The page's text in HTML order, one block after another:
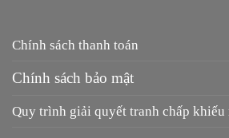
Chính sách thanh toán
Chính sách bảo mật
Quy trình giải quyết tranh chấp khiếu